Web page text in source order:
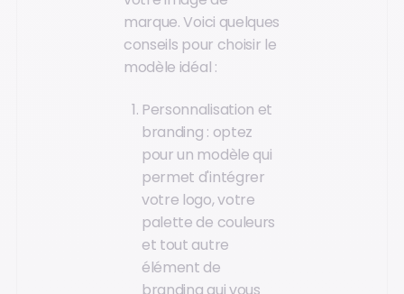
marque. Voici quelques
conseils pour choisir le
modèle idéal :
Personnalisation et
branding : optez
pour un modèle qui
permet d'intégrer
votre logo, votre
palette de couleurs
et tout autre
élément de